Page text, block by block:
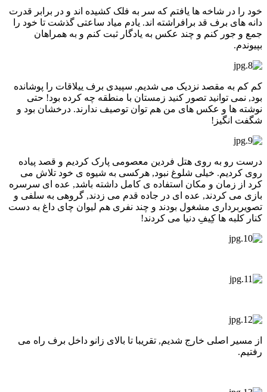
خود را در شاخه ها یافتم که سر به فلک کشیده اند و در برابر قدرت
دانه های برف قد برافراشته اند. یادم میاد ساعتی گذشت تا خود را
جمع و جور کنم و چند عکس به یادگار ثبت کنم و به همراهان
بپیوندم.
کم کم به مقصد نزدیک می شدیم, سپیدی برف ییلاقات را پوشانده
بود, نمی توانید تصور کنید زمستان با منطقه چه کرده بود! حتی
نوشته ها و عکس های من هم توان توصیف ندارند. درخشان بود و
شگفت انگیز!
درست رو به روی هتل فردین معصومی پارک کردیم و قصد پیاده
روی کردیم. خیلی شلوغ نبود, هرکسی به شیوه ی خود تلاش می
کرد از زمان و مکان استفاده ی کامل داشته باشد, عده ای سرسره
بازی می کردند, عده ای در جاده قدم می زدند, گروهی به سلفی و
تصویربرداری مشغول بودند و چند نفری هم لیوان چای داغ به دست
کنار کلبه ها کِیفِ دنیا می کردند!
از مسیر اصلی خارج شدیم, تقریبا تا بالای زانو داخل برف راه می
رفتیم.